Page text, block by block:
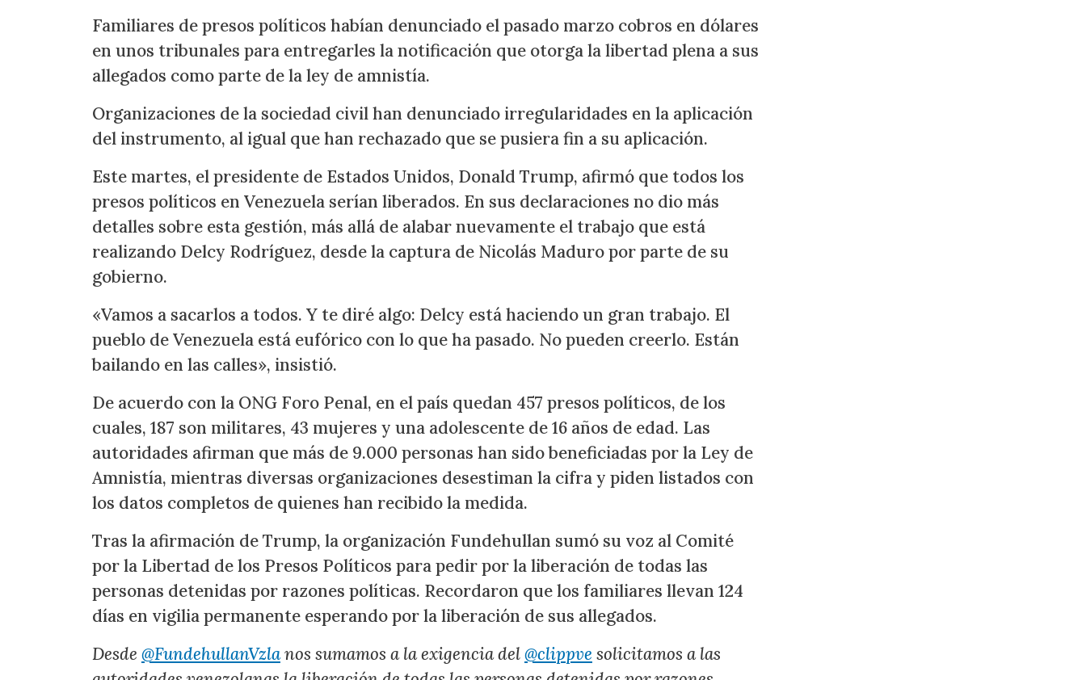
Familiares de presos políticos habían denunciado el pasado marzo cobros en dólares
en unos tribunales para entregarles la notificación que otorga la libertad plena a sus
allegados como parte de la ley de amnistía.
Organizaciones de la sociedad civil han denunciado irregularidades en la aplicación
del instrumento, al igual que han rechazado que se pusiera fin a su aplicación.
Este martes, el presidente de Estados Unidos, Donald Trump, afirmó que todos los
presos políticos en Venezuela serían liberados. En sus declaraciones no dio más
detalles sobre esta gestión, más allá de alabar nuevamente el trabajo que está
realizando Delcy Rodríguez, desde la captura de Nicolás Maduro por parte de su
gobierno.
«Vamos a sacarlos a todos. Y te diré algo: Delcy está haciendo un gran trabajo. El
pueblo de Venezuela está eufórico con lo que ha pasado. No pueden creerlo. Están
bailando en las calles», insistió.
De acuerdo con la ONG Foro Penal, en el país quedan 457 presos políticos, de los
cuales, 187 son militares, 43 mujeres y una adolescente de 16 años de edad. Las
autoridades afirman que más de 9.000 personas han sido beneficiadas por la Ley de
Amnistía, mientras diversas organizaciones desestiman la cifra y piden listados con
los datos completos de quienes han recibido la medida.
Tras la afirmación de Trump, la organización Fundehullan sumó su voz al Comité
por la Libertad de los Presos Políticos para pedir por la liberación de todas las
personas detenidas por razones políticas. Recordaron que los familiares llevan 124
días en vigilia permanente esperando por la liberación de sus allegados.
Desde @FundehullanVzlanos sumamos a la exigencia del@clippve solicitamos a las